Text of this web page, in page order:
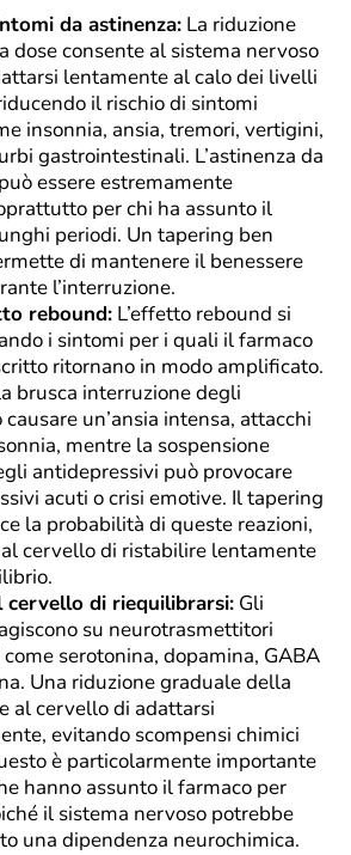
da astinenza: La riduzione
dose consente al sistema nervoso
lentamente al calo dei livelli
il rischio di sintomi
insonnia, ansia, tremori, vertigini,
gastrointestinali. L’astinenza da
essere estremamente
per chi ha assunto il
periodi. Un tapering ben
di mantenere il benessere
l’interruzione.
rebound: L’effetto rebound si
i sintomi per i quali il farmaco
ritornano in modo amplificato.
brusca interruzione degli
un’ansia intensa, attacchi
mentre la sospensione
antidepressivi può provocare
acuti o crisi emotive. Il tapering
la probabilità di queste reazioni,
cervello di ristabilire lentamente
cervello di riequilibrarsi: Gli
su neurotrasmettitori
serotonina, dopamina, GABA
Una riduzione graduale della
al cervello di adattarsi
evitando scompensi chimici
è particolarmente importante
hanno assunto il farmaco per
il sistema nervoso potrebbe
una dipendenza neurochimica.